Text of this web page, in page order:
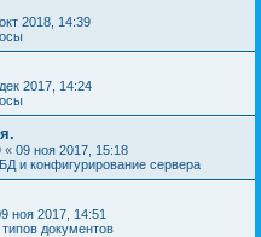
2018, 14:39
2017, 14:24
« 09 ноя 2017, 15:18
и конфигурирование сервера
ноя 2017, 14:51
типов документов